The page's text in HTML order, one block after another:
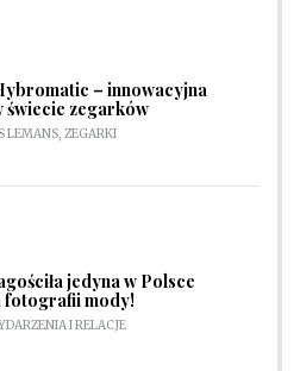
– innowacyjna
świecie zegarków
LEMANS, ZEGARKI
jedyna w Polsce
fotografii mody!
I RELACJE